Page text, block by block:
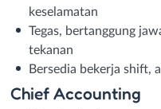
keselamatan
Tegas, bertanggung
tekanan
Bersedia bekerja shift,
Chief Accounting